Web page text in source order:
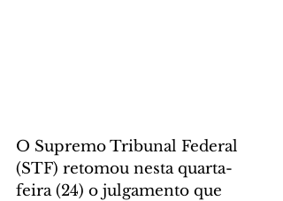
O Supremo Tribunal Federal
(STF) retomou nesta quarta-
feira (24) o julgamento que